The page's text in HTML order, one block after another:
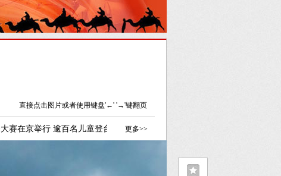
直接点击图片或者使用键盘'←' '→'键翻页